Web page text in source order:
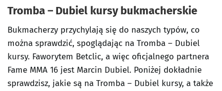
Tromba – Dubiel kursy bukmacherskie
Bukmacherzy przychylają się do naszych typów, co
można sprawdzić, spoglądając na Tromba – Dubiel
kursy. Faworytem Betclic, a więc oficjalnego partnera
Fame MMA 16 jest Marcin Dubiel. Poniżej dokładnie
sprawdzisz, jakie są na Tromba – Dubiel kursy, a także